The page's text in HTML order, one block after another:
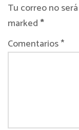
Tu correo no
marked*
Comentarios *